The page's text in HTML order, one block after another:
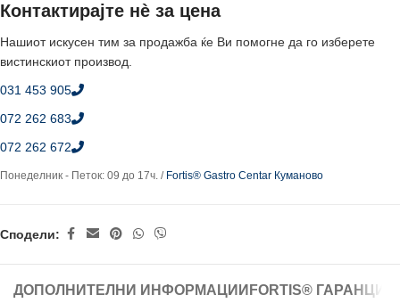
Контактирајте нè за цена
Нашиот искусен тим за продажба ќе Ви помогне да го изберете
вистинскиот производ.
031 453 905
072 262 683
072 262 672
Понеделник - Петок: 09 до 17ч. / Fortis® Gastro Centar Куманово
Сподели:
ДОПОЛНИТЕЛНИ ИНФОРМАЦИИ FORTIS®